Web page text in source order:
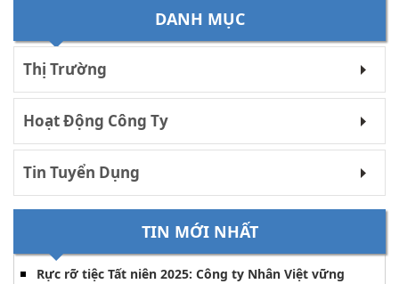
DANH MỤC
Thị Trường
Hoạt Động Công Ty
Tin Tuyển Dụng
TIN MỚI NHẤT
Rực rỡ tiệc Tất niên 2025: Công ty Nhân Việt vững